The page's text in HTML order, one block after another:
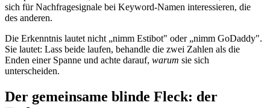
sich für Nachfragesignale bei Keyword-Namen interessieren, die
des anderen.
Die Erkenntnis lautet nicht „nimm Estibot" oder „nimm GoDaddy".
Sie lautet: Lass beide laufen, behandle die zwei Zahlen als die
Enden einer Spanne und achte darauf, warum sie sich
unterscheiden.
Der gemeinsame blinde Fleck: der